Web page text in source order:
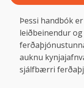
Þessi handbók
leiðbeinendur
auknu
sjálfbærri